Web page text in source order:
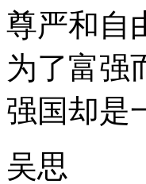
尊严和自
为了富强
强国却是
吴思